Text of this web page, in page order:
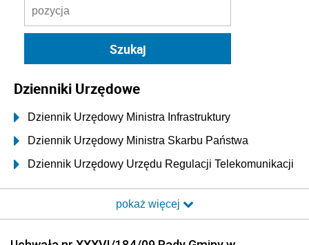
Dzienniki Urzędowe
Dziennik Urzędowy Ministra Infrastruktury
Dziennik Urzędowy Ministra Skarbu Państwa
Dziennik Urzędowy Urzędu Regulacji Telekomunikacji
Dziennik Urzędowy Ministra Transportu i Budownictwa
pokaż więcej